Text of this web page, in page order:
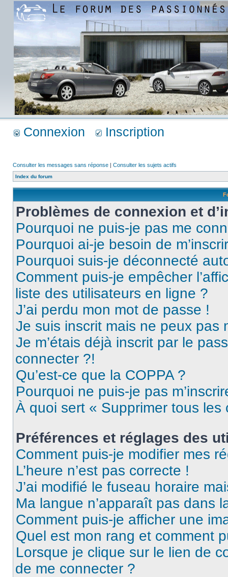
Connexion Inscription
Consulter les messages sans réponse | Consulter les sujets actifs
Index du forum
Problèmes de connexion et
Pourquoi ne puis-je pas me
Pourquoi ai-je besoin de
Pourquoi suis-je déconnecté
Comment puis-je empêcher
liste des utilisateurs en ligne ?
J’ai perdu mon mot de passe !
Je suis inscrit mais ne peux pas
Je m’étais déjà inscrit par le
connecter ?!
Qu’est-ce que la COPPA ?
Pourquoi ne puis-je pas
À quoi sert « Supprimer tous les
Préférences et réglages des
Comment puis-je modifier mes
L’heure n’est pas correcte !
J’ai modifié le fuseau horaire
Ma langue n’apparaît pas dans
Comment puis-je afficher une
Quel est mon rang et comment
Lorsque je clique sur le lien de
de me connecter ?